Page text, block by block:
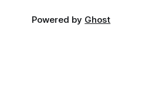
Powered by Ghost